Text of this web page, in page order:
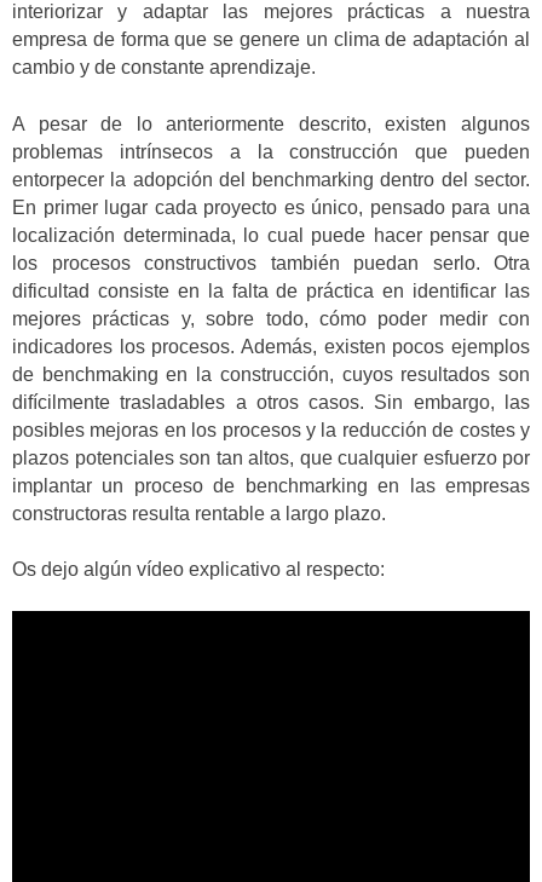
interiorizar y adaptar las mejores prácticas a nuestra
empresa de forma que se genere un clima de adaptación al
cambio y de constante aprendizaje.
A pesar de lo anteriormente descrito, existen algunos
problemas intrínsecos a la construcción que pueden
entorpecer la adopción del benchmarking dentro del sector.
En primer lugar cada proyecto es único, pensado para una
localización determinada, lo cual puede hacer pensar que
los procesos constructivos también puedan serlo. Otra
dificultad consiste en la falta de práctica en identificar las
mejores prácticas y, sobre todo, cómo poder medir con
indicadores los procesos. Además, existen pocos ejemplos
de benchmaking en la construcción, cuyos resultados son
difícilmente trasladables a otros casos. Sin embargo, las
posibles mejoras en los procesos y la reducción de costes y
plazos potenciales son tan altos, que cualquier esfuerzo por
implantar un proceso de benchmarking en las empresas
constructoras resulta rentable a largo plazo.
Os dejo algún vídeo explicativo al respecto: